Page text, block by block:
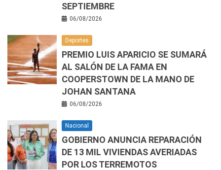
SEPTIEMBRE
06/08/2026
Deportes
PREMIO LUIS APARICIO SE SUMARÁ
AL SALÓN DE LA FAMA EN
COOPERSTOWN DE LA MANO DE
JOHAN SANTANA
06/08/2026
Nacional
GOBIERNO ANUNCIA REPARACIÓN
DE 13 MIL VIVIENDAS AVERIADAS
POR LOS TERREMOTOS